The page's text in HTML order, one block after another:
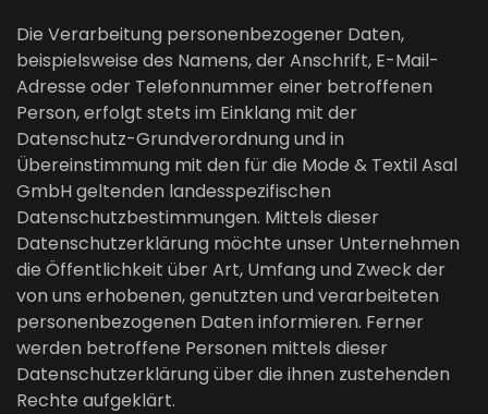
Die Verarbeitung personenbezogener Daten,
beispielsweise des Namens, der Anschrift, E-Mail-
Adresse oder Telefonnummer einer betroffenen
Person, erfolgt stets im Einklang mit der
Datenschutz-Grundverordnung und in
Übereinstimmung mit den für die Mode & Textil Asal
GmbH geltenden landesspezifischen
Datenschutzbestimmungen. Mittels dieser
Datenschutzerklärung möchte unser Unternehmen
die Öffentlichkeit über Art, Umfang und Zweck der
von uns erhobenen, genutzten und verarbeiteten
personenbezogenen Daten informieren. Ferner
werden betroffene Personen mittels dieser
Datenschutzerklärung über die ihnen zustehenden
Rechte aufgeklärt.